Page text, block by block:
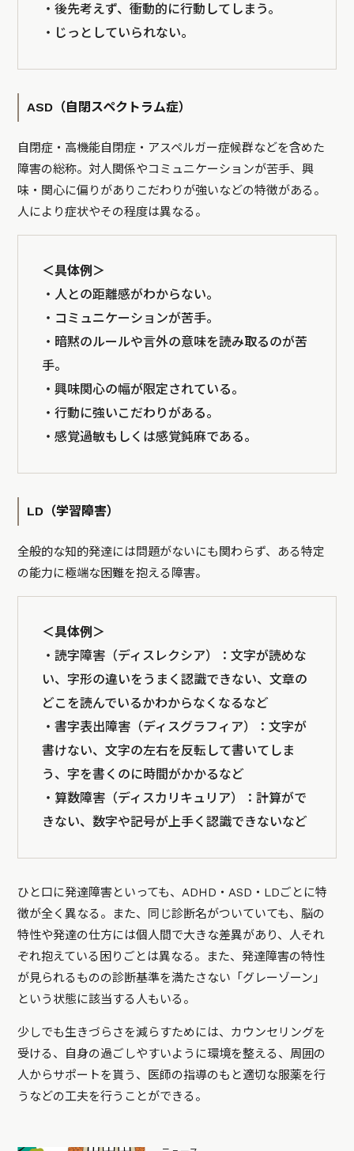
・後先考えず、衝動的に行動してしまう。
・じっとしていられない。
ASD（自閉スペクトラム症）
自閉症・高機能自閉症・アスペルガー症候群などを含めた
障害の総称。対人関係やコミュニケーションが苦手、興
味・関心に偏りがありこだわりが強いなどの特徴がある。
人により症状やその程度は異なる。
＜具体例＞
・人との距離感がわからない。
・コミュニケーションが苦手。
・暗黙のルールや言外の意味を読み取るのが苦
手。
・興味関心の幅が限定されている。
・行動に強いこだわりがある。
・感覚過敏もしくは感覚鈍麻である。
LD（学習障害）
全般的な知的発達には問題がないにも関わらず、ある特定
の能力に極端な困難を抱える障害。
＜具体例＞
・読字障害（ディスレクシア）：文字が読めな
い、字形の違いをうまく認識できない、文章の
どこを読んでいるかわからなくなるなど
・書字表出障害（ディスグラフィア）：文字が
書けない、文字の左右を反転して書いてしま
う、字を書くのに時間がかかるなど
・算数障害（ディスカリキュリア）：計算がで
きない、数字や記号が上手く認識できないなど
ひと口に発達障害といっても、ADHD・ASD・LDごとに特
徴が全く異なる。また、同じ診断名がついていても、脳の
特性や発達の仕方には個人間で大きな差異があり、人それ
ぞれ抱えている困りごとは異なる。また、発達障害の特性
が見られるものの診断基準を満たさない「グレーゾーン」
という状態に該当する人もいる。
少しでも生きづらさを減らすためには、カウンセリングを
受ける、自身の過ごしやすいように環境を整える、周囲の
人からサポートを貰う、医師の指導のもと適切な服薬を行
うなどの工夫を行うことができる。